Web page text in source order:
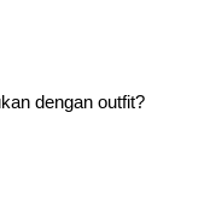
dengan outfit?